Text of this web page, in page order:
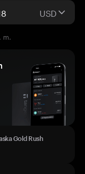
USD
m.
Gold Rush